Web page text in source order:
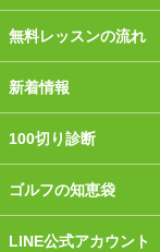
無料レッスンの流れ
新着情報
100切り診断
ゴルフの知恵袋
LINE公式アカウント